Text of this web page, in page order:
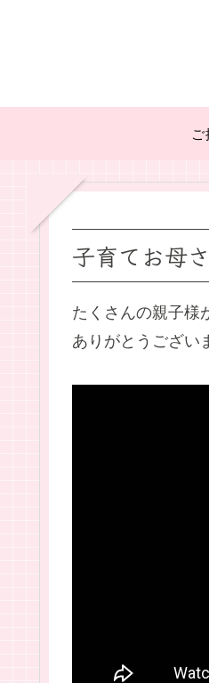
ご
子育てお母
たくさんの親子様
ありがとうござい